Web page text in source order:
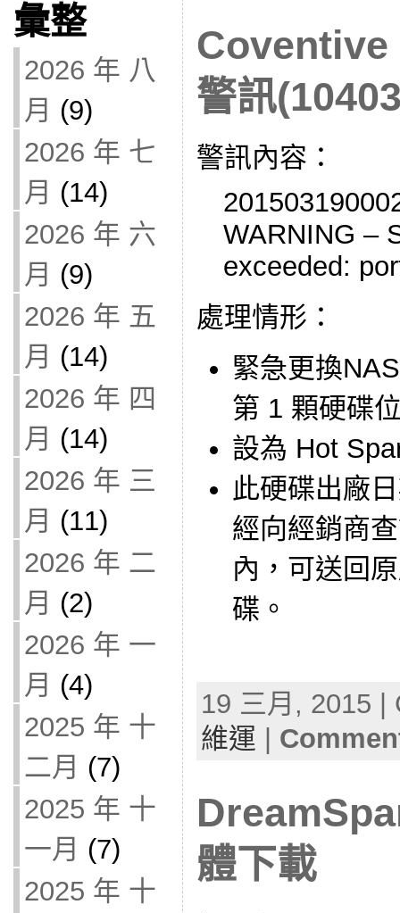
彙整
2026 年 八
月 (9)
2026 年 七
月 (14)
2026 年 六
月 (9)
2026 年 五
月 (14)
2026 年 四
月 (14)
2026 年 三
月 (11)
2026 年 二
月 (2)
2026 年 一
月 (4)
2025 年 十
二月 (7)
2025 年 十
一月 (7)
2025 年 十
Coventive
警訊
警訊內容：
WARNING –
exceeded:
處理情形：
緊急更換
第 1 顆硬碟
設為 Hot
此硬碟出廠
經向經銷商
內，可送回
碟。
19 三月, 2015
維運
體下載